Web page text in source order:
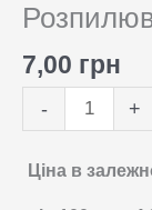
7,00 грн
-
Розпилювач
кнопковий
28/410
+
Ціна в